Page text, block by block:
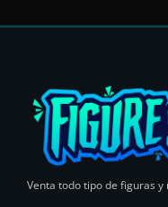
Venta todo tipo de figuras